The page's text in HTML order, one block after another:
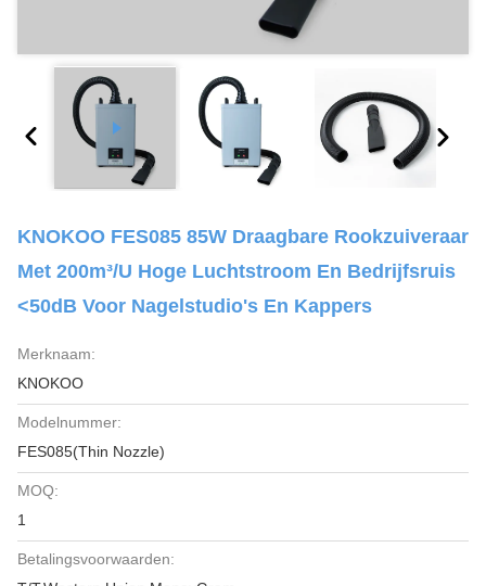
KNOKOO FES085 85W Draagbare Rookzuiveraar
Met 200m³/u Hoge Luchtstroom En Bedrijfsruis
<50dB Voor Nagelstudio's En Kappers
Merknaam:
KNOKOO
Modelnummer:
FES085(Thin Nozzle)
MOQ:
1
Betalingsvoorwaarden: